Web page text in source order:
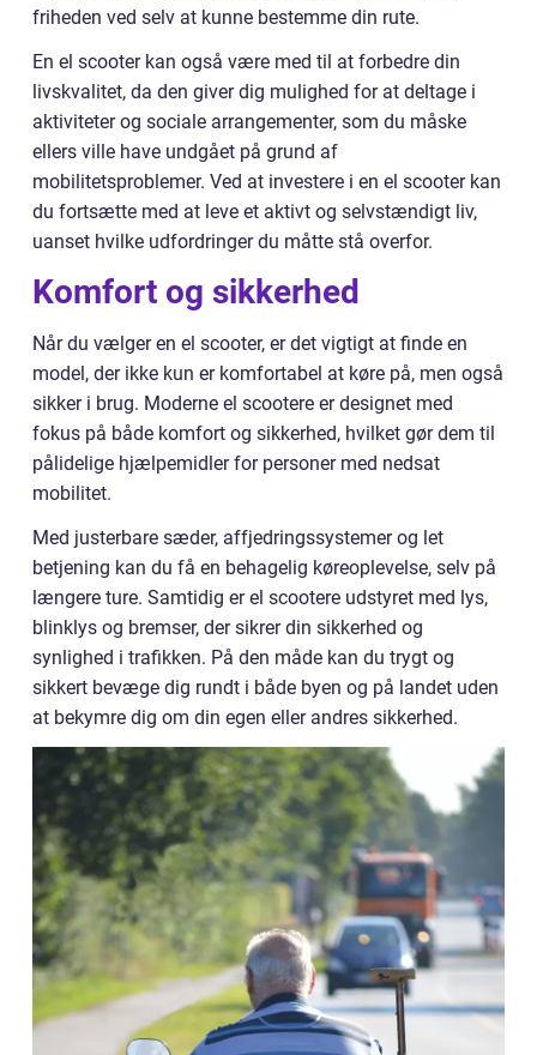
friheden ved selv at kunne bestemme din rute.
En el scooter kan også være med til at forbedre din
livskvalitet, da den giver dig mulighed for at deltage i
aktiviteter og sociale arrangementer, som du måske
ellers ville have undgået på grund af
mobilitetsproblemer. Ved at investere i en el scooter kan
du fortsætte med at leve et aktivt og selvstændigt liv,
uanset hvilke udfordringer du måtte stå overfor.
Komfort og sikkerhed
Når du vælger en el scooter, er det vigtigt at finde en
model, der ikke kun er komfortabel at køre på, men også
sikker i brug. Moderne el scootere er designet med
fokus på både komfort og sikkerhed, hvilket gør dem til
pålidelige hjælpemidler for personer med nedsat
mobilitet.
Med justerbare sæder, affjedringssystemer og let
betjening kan du få en behagelig køreoplevelse, selv på
længere ture. Samtidig er el scootere udstyret med lys,
blinklys og bremser, der sikrer din sikkerhed og
synlighed i trafikken. På den måde kan du trygt og
sikkert bevæge dig rundt i både byen og på landet uden
at bekymre dig om din egen eller andres sikkerhed.